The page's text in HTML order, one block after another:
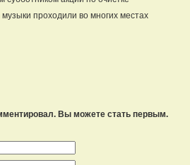
проходили во многих местах
Вы можете стать первым.